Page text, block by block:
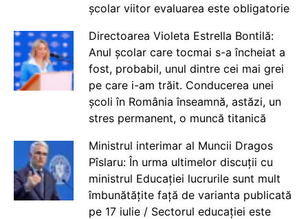
școlar viitor evaluarea este obligatorie
Directoarea Violeta Estrella Bontilă:
Anul școlar care tocmai s-a încheiat a
fost, probabil, unul dintre cei mai grei
pe care i-am trăit. Conducerea unei
școli în România înseamnă, astăzi, un
stres permanent, o muncă titanică
Ministrul interimar al Muncii Dragos
Pîslaru: În urma ultimelor discuții cu
ministrul Educației lucrurile sunt mult
îmbunătățite față de varianta publicată
pe 17 iulie / Sectorul educației este